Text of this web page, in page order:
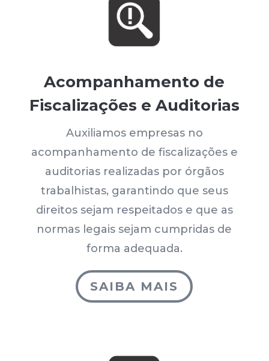
Acompanhamento de
Fiscalizações e Auditorias
Auxiliamos empresas no
acompanhamento de fiscalizações e
auditorias realizadas por órgãos
trabalhistas, garantindo que seus
direitos sejam respeitados e que as
normas legais sejam cumpridas de
forma adequada.
SAIBA MAIS